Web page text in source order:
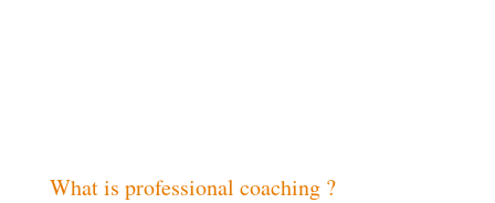
What is professional coaching ?